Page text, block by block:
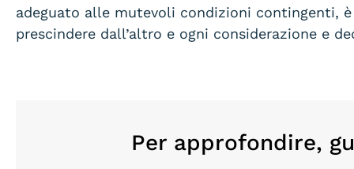
adeguato alle mutevoli condizioni contingenti,
prescindere dall’altro e ogni considerazione e
Per approfondire,